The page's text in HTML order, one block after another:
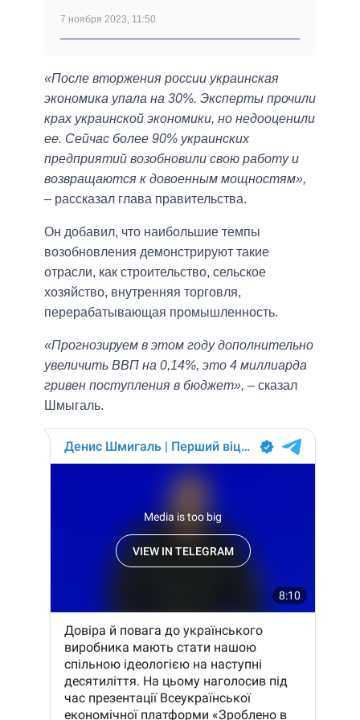
7 ноября 2023, 11:50
«После вторжения россии украинская
экономика упала на 30%. Эксперты прочили
крах украинской экономики, но недооценили
ее. Сейчас более 90% украинских
предприятий возобновили свою работу и
возвращаются к довоенным мощностям»,
– рассказал глава правительства.
Он добавил, что наибольшие темпы
возобновления демонстрируют такие
отрасли, как строительство, сельское
хозяйство, внутренняя торговля,
перерабатывающая промышленность.
«Прогнозируем в этом году дополнительно
увеличить ВВП на 0,14%, это 4 миллиарда
гривен поступления в бюджет», – сказал
Шмыгаль.